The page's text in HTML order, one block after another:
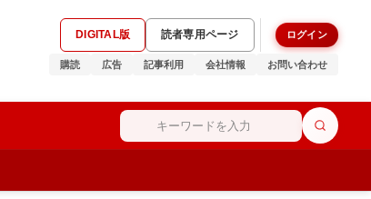
DIGITAL版 読者専用ページ ログイン
購読 広告 記事利用 会社情報 お問い合わせ